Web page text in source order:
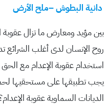
دانية البطوش –ملح الأرض
بين مؤيد ومعارض ما تزال
روح الإنسان لدى أغلب الشرائع
استخدام عقوبة الإعدام مع الحق
يجب تطبيقها على مستحقيها
الديانات السماوية عقوبة